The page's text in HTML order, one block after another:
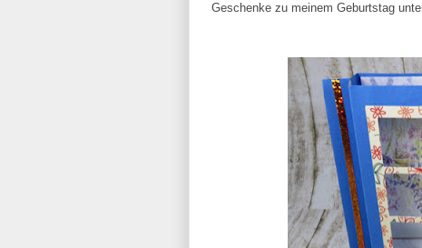
Geschenke zu meinem Geburtstag